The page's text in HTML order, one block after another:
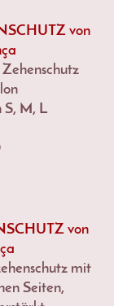
von
S, M, L
von
mit
Seiten,